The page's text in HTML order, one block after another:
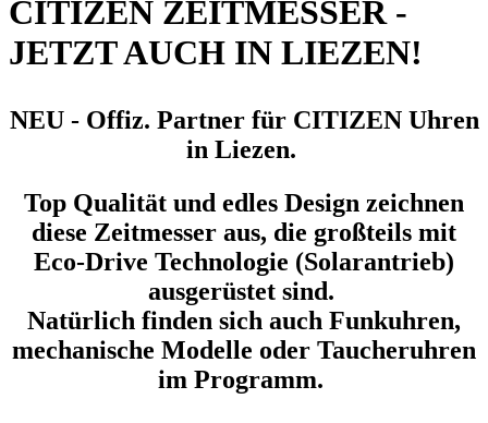
CITIZEN ZEITMESSER -
JETZT AUCH IN LIEZEN!
NEU - Offiz. Partner für CITIZEN Uhren
in Liezen.
Top Qualität und edles Design zeichnen
diese Zeitmesser aus, die großteils mit
Eco-Drive Technologie (Solarantrieb)
ausgerüstet sind.
Natürlich finden sich auch Funkuhren,
mechanische Modelle oder Taucheruhren
im Programm.